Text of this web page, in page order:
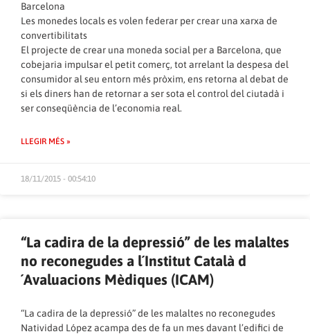
Barcelona
Les monedes locals es volen federar per crear una xarxa de
convertibilitats
El projecte de crear una moneda social per a Barcelona, que
cobejaria impulsar el petit comerç, tot arrelant la despesa del
consumidor al seu entorn més pròxim, ens retorna al debat de
si els diners han de retornar a ser sota el control del ciutadà i
ser conseqüència de l’economia real.
LLEGIR MÉS »
18/11/2015 - 00:54:10
“La cadira de la depressió” de les malaltes
no reconegudes a l´Institut Català d
´Avaluacions Mèdiques (ICAM)
“La cadira de la depressió” de les malaltes no reconegudes
Natividad López acampa des de fa un mes davant l’edifici de